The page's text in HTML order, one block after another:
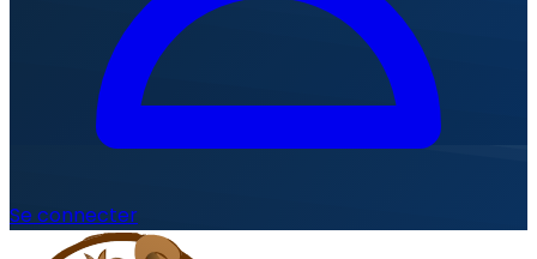
Se connecter